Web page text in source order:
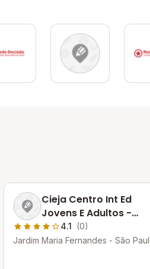
Cieja Centro Int Ed
Jovens E Adultos -
Parelheiros
4.1 (0)
Jardim Maria Fernandes - São